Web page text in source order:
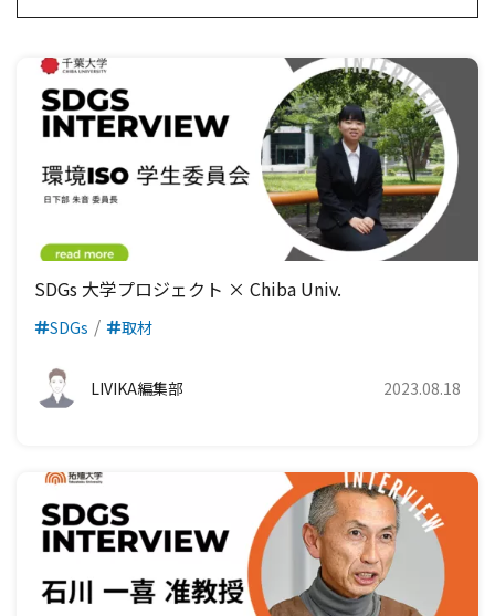
SDGs 大学プロジェクト × Chiba Univ.
SDGs 取材
LIVIKA編集部 2023.08.18